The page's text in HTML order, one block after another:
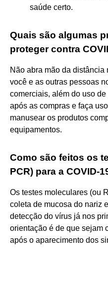
saúde certo.
Quais são algumas
proteger contra
Não abra mão da distância
você e as outras pessoas
comerciais, além do uso
após as compras e faça
manusear os produtos
equipamentos.
Como são feitos os
PCR) para a COVID-
Os testes moleculares (ou
coleta de mucosa do nariz
detecção do vírus já nos
orientação é de que sejam
após o aparecimento dos